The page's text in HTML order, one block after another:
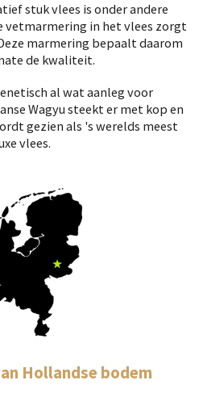
stuk vlees is onder andere
vetmarmering in het vlees zorgt
marmering bepaalt daarom
de kwaliteit.
al wat aanleg voor
Wagyu steekt er met kop en
gezien als 's werelds meest
vlees.
Hollandse bodem